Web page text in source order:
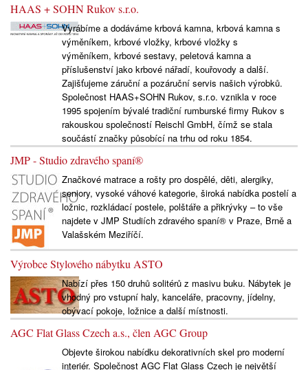
HAAS + SOHN Rukov s.r.o.
Vyrábíme a dodáváme krbová kamna, krbová kamna s
výměníkem, krbové vložky, krbové vložky s
výměníkem, krbové sestavy, peletová kamna a
příslušenství jako krbové nářadí, kouřovody a další.
Zajišťujeme záruční a pozáruční servis našich výrobků.
Společnost HAAS+SOHN Rukov, s.r.o. vznikla v roce
1995 spojením bývalé tradiční rumburské firmy Rukov s
rakouskou společností Reischl GmbH, čímž se stala
součástí značky působící na trhu od roku 1854.
JMP - Studio zdravého spaní®
Značkové matrace a rošty pro dospělé, děti, alergiky,
seniory, vysoké váhové kategorie, široká nabídka postelí a
ložnic, rozkládací postele, polštáře a přikrývky – to vše
najdete v JMP Studiích zdravého spaní® v Praze, Brně a
Valašském Meziříčí.
Výrobce Stylového nábytku ASTO
Nabízí přes 150 druhů solitérů z masivu buku. Nábytek je
vhodný pro vstupní haly, kanceláře, pracovny, jídelny,
obývací pokoje, ložnice a další místnosti.
AGC Flat Glass Czech a.s., člen AGC Group
Objevte širokou nabídku dekorativních skel pro moderní
interiér. Společnost AGC Flat Glass Czech je největší